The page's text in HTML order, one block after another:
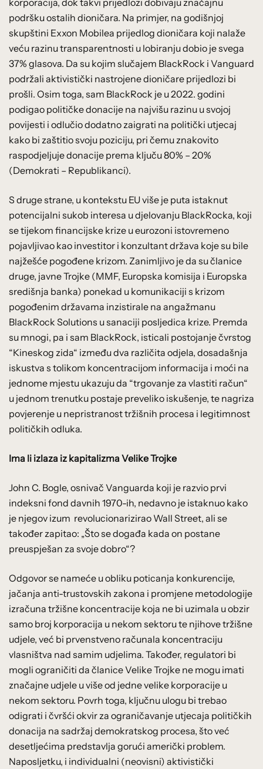
podršku ostalih dioničara. Na primjer, na godišnjoj
skupštini Exxon Mobilea prijedlog dioničara koji nalaže
veću razinu transparentnosti u lobiranju dobio je svega
37% glasova. Da su kojim slučajem BlackRock i Vanguard
podržali aktivistički nastrojene dioničare prijedlozi bi
prošli. Osim toga, sam BlackRock je u 2022. godini
podigao političke donacije na najvišu razinu u svojoj
povijesti i odlučio dodatno zaigrati na politički utjecaj
kako bi zaštitio svoju poziciju, pri čemu znakovito
raspodjeljuje donacije prema ključu 80% – 20%
(Demokrati – Republikanci).
S druge strane, u kontekstu EU više je puta istaknut
potencijalni sukob interesa u djelovanju BlackRocka, koji
se tijekom financijske krize u eurozoni istovremeno
pojavljivao kao investitor i konzultant država koje su bile
najžešće pogođene krizom. Zanimljivo je da su članice
druge, javne Trojke (MMF, Europska komisija i Europska
središnja banka) ponekad u komunikaciji s krizom
pogođenim državama inzistirale na angažmanu
BlackRock Solutions u sanaciji posljedica krize. Premda
su mnogi, pa i sam BlackRock, isticali postojanje čvrstog
“Kineskog zida“ između dva različita odjela, dosadašnja
iskustva s tolikom koncentracijom informacija i moći na
jednome mjestu ukazuju da “trgovanje za vlastiti račun“
u jednom trenutku postaje preveliko iskušenje, te nagriza
povjerenje u nepristranost tržišnih procesa i legitimnost
političkih odluka.
Ima li izlaza iz kapitalizma Velike Trojke
John C. Bogle, osnivač Vanguarda koji je razvio prvi
indeksni fond davnih 1970-ih, nedavno je istaknuo kako
je njegov izum revolucionarizirao Wall Street, ali se
također zapitao: „Što se događa kada on postane
preuspješan za svoje dobro“?
Odgovor se nameće u obliku poticanja konkurencije,
jačanja anti-trustovskih zakona i promjene metodologije
izračuna tržišne koncentracije koja ne bi uzimala u obzir
samo broj korporacija u nekom sektoru te njihove tržišne
udjele, već bi prvenstveno računala koncentraciju
vlasništva nad samim udjelima. Također, regulatori bi
mogli ograničiti da članice Velike Trojke ne mogu imati
značajne udjele u više od jedne velike korporacije u
nekom sektoru. Povrh toga, ključnu ulogu bi trebao
odigrati i čvršći okvir za ograničavanje utjecaja političkih
donacija na sadržaj demokratskog procesa, što već
desetljećima predstavlja gorući američki problem.
Naposljetku, i individualni (neovisni) aktivistički